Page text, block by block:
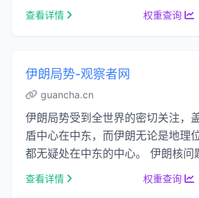
之称。...
查看详情 权重查询
伊朗局势-观察者网
guancha.cn
伊朗局势受到全世界的密切关注，
盾中心在中东，而伊朗无论是地理
都无疑处在中东的中心。 伊朗核问
的关系、伊朗政府的权力交替……无
查看详情 权重查询